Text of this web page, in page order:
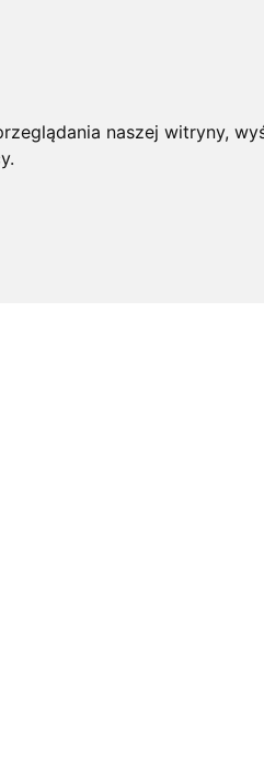
naszej witryny,